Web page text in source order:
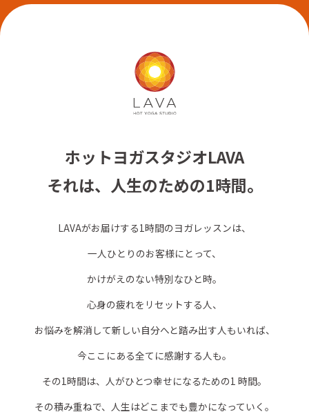
ホットヨガスタジオLAVA
それは、人生のための1時間。
LAVAがお届けする1時間のヨガレッスンは、
一人ひとりのお客様にとって、
かけがえのない特別なひと時。
心身の疲れをリセットする人、
お悩みを解消して新しい自分へと踏み出す人もいれば、
今ここにある全てに感謝する人も。
その1時間は、人がひとつ幸せになるための1 時間。
その積み重ねで、人生はどこまでも豊かになっていく。